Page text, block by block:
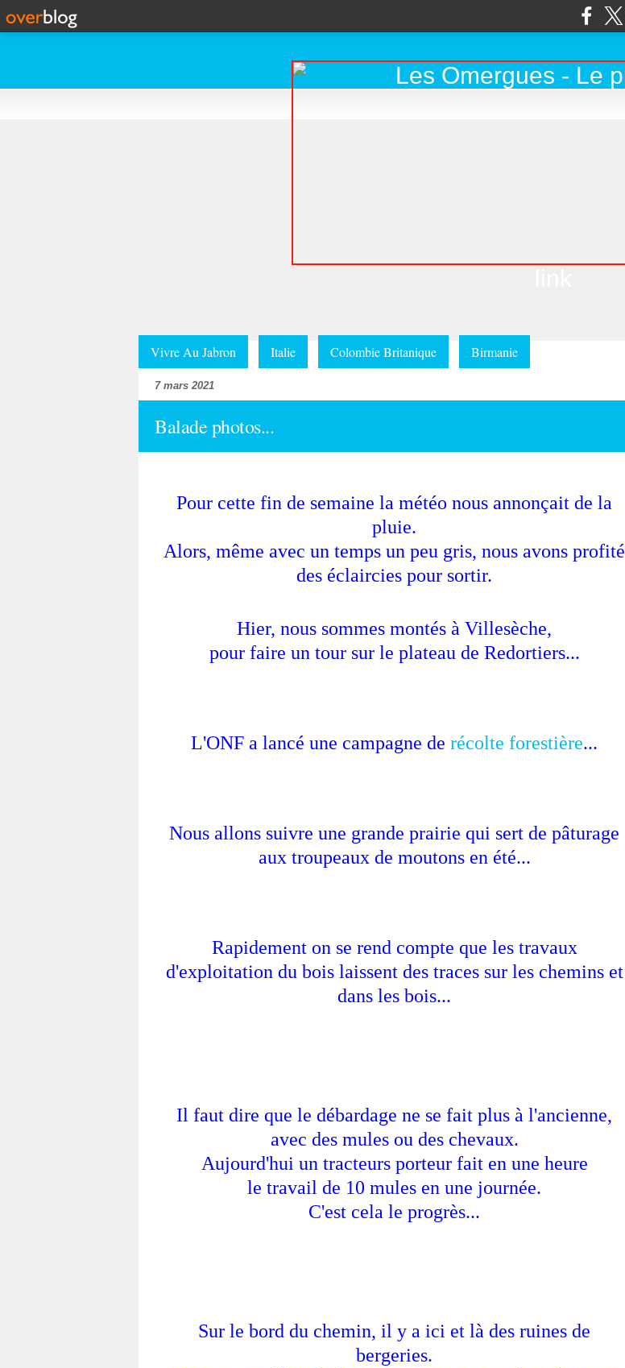
Vivre Au Jabron Italie Colombie Britanique Birmanie
7 mars 2021
Balade photos...
Pour cette fin de semaine la météo nous annonçait de la
pluie.
Alors, même avec un temps un peu gris, nous avons profité
des éclaircies pour sortir.
Hier, nous sommes montés à Villesèche,
pour faire un tour sur le plateau de Redortiers...
L'ONF a lancé une campagne de récolte forestière...
Nous allons suivre une grande prairie qui sert de pâturage
aux troupeaux de moutons en été...
Rapidement on se rend compte que les travaux
d'exploitation du bois laissent des traces sur les chemins et
dans les bois...
Il faut dire que le débardage ne se fait plus à l'ancienne,
avec des mules ou des chevaux.
Aujourd'hui un tracteurs porteur fait en une heure
le travail de 10 mules en une journée.
C'est cela le progrès...
Sur le bord du chemin, il y a ici et là des ruines de
bergeries.